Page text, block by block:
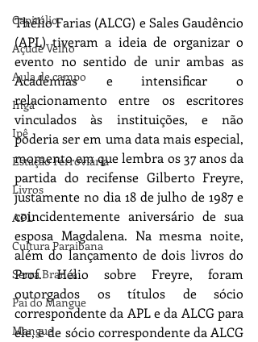
Capitólio
Açude Velho
Aula de campo
Ingá
Ipê
Estação Ferroviária
Livros
APL
Cultura Paraibana
Serra Branca
Pai do Mangue
Mangue
Thélio Farias (ALCG) e Sales Gaudêncio
(APL) tiveram a ideia de organizar o
evento no sentido de unir ambas as
Academias e intensificar o
relacionamento entre os escritores
vinculados às instituições, e não
poderia ser em uma data mais especial,
momento em que lembra os 37 anos da
partida do recifense Gilberto Freyre,
justamente no dia 18 de julho de 1987 e
coincidentemente aniversário de sua
esposa Magdalena. Na mesma noite,
além do lançamento de dois livros do
Prof. Hélio sobre Freyre, foram
outorgados os títulos de sócio
correspondente da APL e da ALCG para
ele, e de sócio correspondente da ALCG